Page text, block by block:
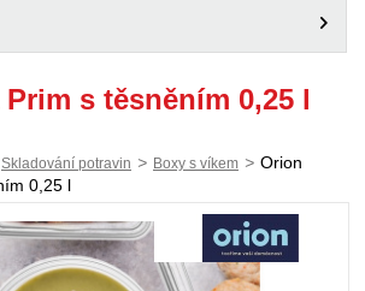
s těsněním 0,25 l
Skladování potravin > Boxy s víkem > Orion
0,25 l